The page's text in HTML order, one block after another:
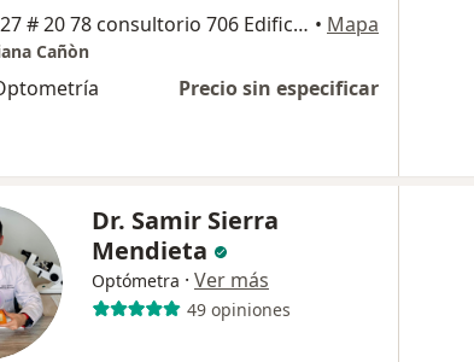
Av. C. 127 # 20 78 consultorio 706 Edificio Horizonte, Bogotá • Mapa
Cañòn
Precio sin especificar
Dr. Samir Sierra
Mendieta
Optómetra · Ver más
49 opiniones